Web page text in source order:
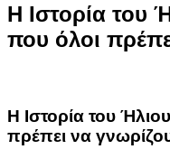
Η Ιστορία του
που όλοι
Η Ιστορία του
πρέπει να